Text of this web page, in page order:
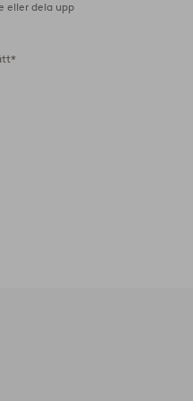
eller dela upp